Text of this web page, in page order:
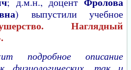
) выпустили учебное
Наглядный
подробное описание